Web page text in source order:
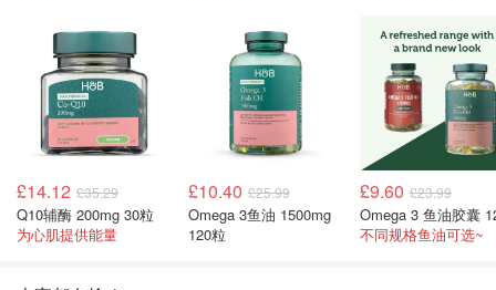
£14.12 £35.29
Q10辅酶 200mg 30粒
为心肌提供能量
£10.40 £25.99
Omega 3鱼油 1500mg
120粒
£9.60 £23.99
不同规格鱼油可选~